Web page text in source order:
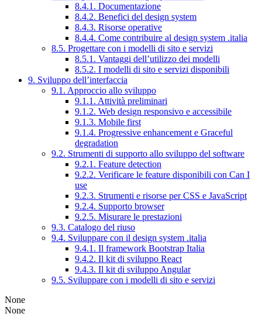
8.4.1. Documentazione
8.4.2. Benefici del design system
8.4.3. Risorse operative
8.4.4. Come contribuire al design system .italia
8.5. Progettare con i modelli di sito e servizi
8.5.1. Vantaggi dell’utilizzo dei modelli
8.5.2. I modelli di sito e servizi disponibili
9. Sviluppo dell’interfaccia
9.1. Approccio allo sviluppo
9.1.1. Attività preliminari
9.1.2. Web design responsivo e accessibile
9.1.3. Mobile first
9.1.4. Progressive enhancement e Graceful
degradation
9.2. Strumenti di supporto allo sviluppo del software
9.2.1. Feature detection
9.2.2. Verificare le feature disponibili con Can I
use
9.2.3. Strumenti e risorse per CSS e JavaScript
9.2.4. Supporto browser
9.2.5. Misurare le prestazioni
9.3. Catalogo del riuso
9.4. Sviluppare con il design system .italia
9.4.1. Il framework Bootstrap Italia
9.4.2. Il kit di sviluppo React
9.4.3. Il kit di sviluppo Angular
9.5. Sviluppare con i modelli di sito e servizi
None
None